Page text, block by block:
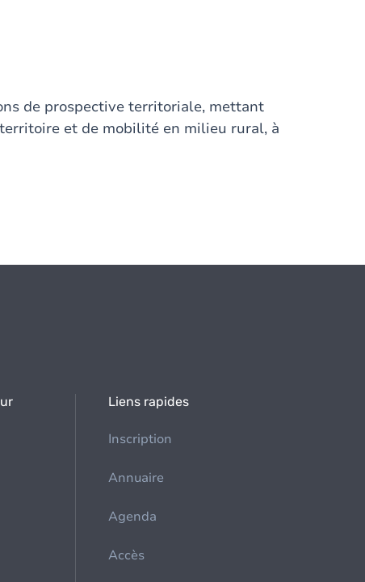
de prospective territoriale, mettant
et de mobilité en milieu rural, à
Liens rapides
Inscription
Annuaire
Agenda
Accès